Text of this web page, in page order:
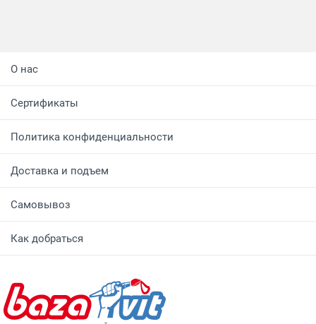
О нас
Сертификаты
Политика конфиденциальности
Доставка и подъем
Самовывоз
Как добраться